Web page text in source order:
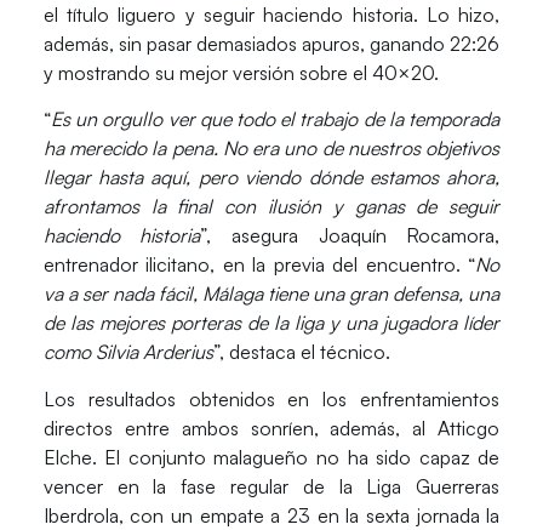
el título liguero y seguir haciendo historia. Lo hizo,
además, sin pasar demasiados apuros, ganando 22:26
y mostrando su mejor versión sobre el 40×20.
“Es un orgullo ver que todo el trabajo de la temporada
ha merecido la pena. No era uno de nuestros objetivos
llegar hasta aquí, pero viendo dónde estamos ahora,
afrontamos la final con ilusión y ganas de seguir
haciendo historia”, asegura Joaquín Rocamora,
entrenador ilicitano, en la previa del encuentro. “No
va a ser nada fácil, Málaga tiene una gran defensa, una
de las mejores porteras de la liga y una jugadora líder
como Silvia Arderius”, destaca el técnico.
Los resultados obtenidos en los enfrentamientos
directos entre ambos sonríen, además, alAtticgo
Elche. El conjunto malagueño no ha sido capaz de
vencer en la fase regular de la Liga Guerreras
Iberdrola, con un empate a 23 en la sexta jornada la